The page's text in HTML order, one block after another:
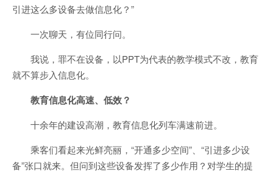
引进这么多设备去做信息化？”
一次聊天，有位同行问。
我说，罪不在设备，以PPT为代表的教学模式不改，教育
就不算步入信息化。
教育信息化高速、低效？
十余年的建设高潮，教育信息化列车满速前进。
乘客们看起来光鲜亮丽，“开通多少空间”、“引进多少设
备”张口就来。但问到这些设备发挥了多少作用？对学生的提